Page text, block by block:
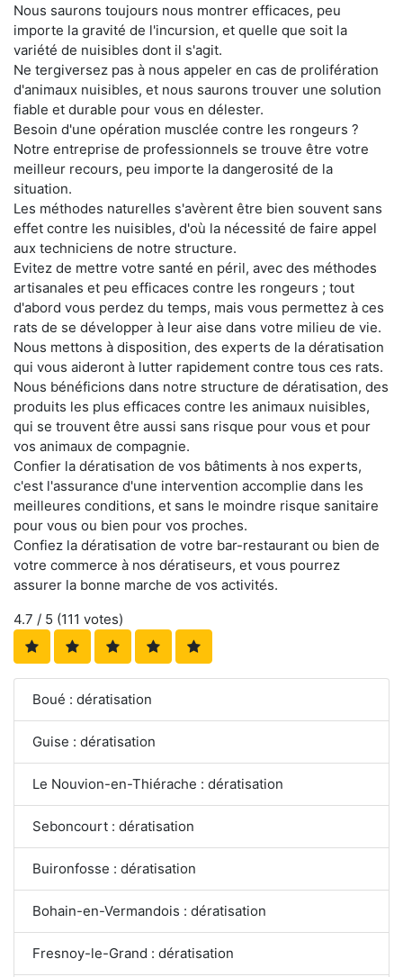
Nous saurons toujours nous montrer efficaces, peu
importe la gravité de l'incursion, et quelle que soit la
variété de nuisibles dont il s'agit.
Ne tergiversez pas à nous appeler en cas de prolifération
d'animaux nuisibles, et nous saurons trouver une solution
fiable et durable pour vous en délester.
Besoin d'une opération musclée contre les rongeurs ?
Notre entreprise de professionnels se trouve être votre
meilleur recours, peu importe la dangerosité de la
situation.
Les méthodes naturelles s'avèrent être bien souvent sans
effet contre les nuisibles, d'où la nécessité de faire appel
aux techniciens de notre structure.
Evitez de mettre votre santé en péril, avec des méthodes
artisanales et peu efficaces contre les rongeurs ; tout
d'abord vous perdez du temps, mais vous permettez à ces
rats de se développer à leur aise dans votre milieu de vie.
Nous mettons à disposition, des experts de la dératisation
qui vous aideront à lutter rapidement contre tous ces rats.
Nous bénéficions dans notre structure de dératisation, des
produits les plus efficaces contre les animaux nuisibles,
qui se trouvent être aussi sans risque pour vous et pour
vos animaux de compagnie.
Confier la dératisation de vos bâtiments à nos experts,
c'est l'assurance d'une intervention accomplie dans les
meilleures conditions, et sans le moindre risque sanitaire
pour vous ou bien pour vos proches.
Confiez la dératisation de votre bar-restaurant ou bien de
votre commerce à nos dératiseurs, et vous pourrez
assurer la bonne marche de vos activités.
4.7 / 5 (111 votes)
Boué : dératisation
Guise : dératisation
Le Nouvion-en-Thiérache : dératisation
Seboncourt : dératisation
Buironfosse : dératisation
Bohain-en-Vermandois : dératisation
Fresnoy-le-Grand : dératisation